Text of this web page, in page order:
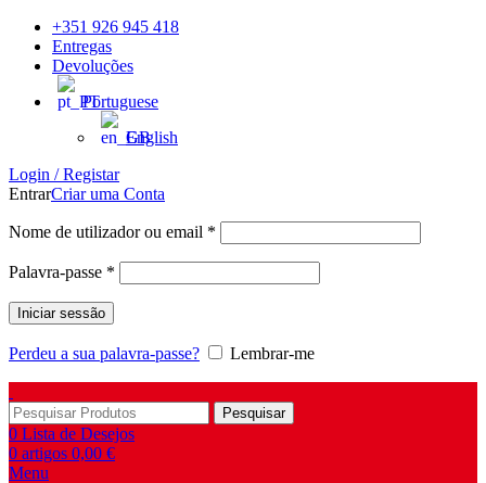
+351 926 945 418
Entregas
Devoluções
Portuguese
English
Login / Registar
EntrarCriar uma Conta
Nome de utilizador ou email *
Palavra-passe *
Iniciar sessão
Perdeu a sua palavra-passe? Lembrar-me
Pesquisar
0 Lista de Desejos
0 artigos 0,00 €
Menu